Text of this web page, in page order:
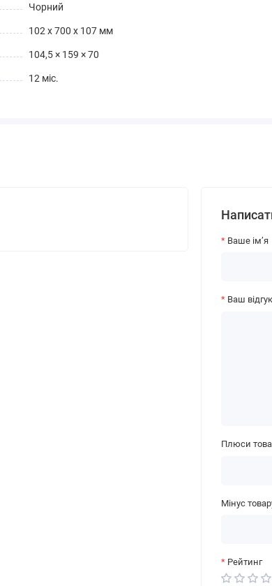
Чорний
102 x 700 x 107 мм
104,5 × 159 × 70
12 міс.
Ваше ім’я
Ваш відгук
Плюси
Мінус
Рейтинг